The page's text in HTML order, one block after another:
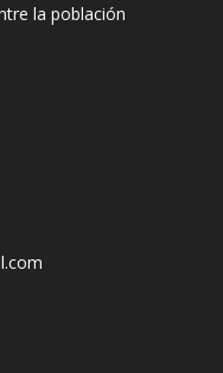
la población